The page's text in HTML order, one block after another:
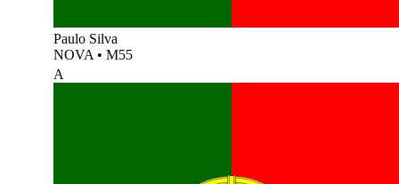
Paulo Silva
NOVA • M55
A